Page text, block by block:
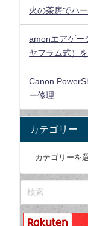
火の茶房でハ
amonエアゲー
ヤフラム式）
Canon
ー修理
カテゴリー